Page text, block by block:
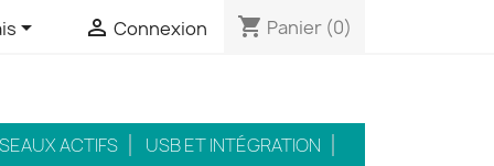
  Connexion shopping_cart Panier (0)
ACTIFS
USB ET INTÉGRATION